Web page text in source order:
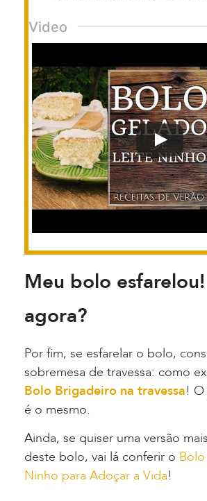
Video
Meu bolo
agora?
Por fim, se esfarelar o bolo,
sobremesa de travessa: como
Bolo Brigadeiro na travessa! O
é o mesmo.
Ainda, se quiser uma versão
deste bolo, vai lá conferir o
Ninho para Adoçar a Vida!